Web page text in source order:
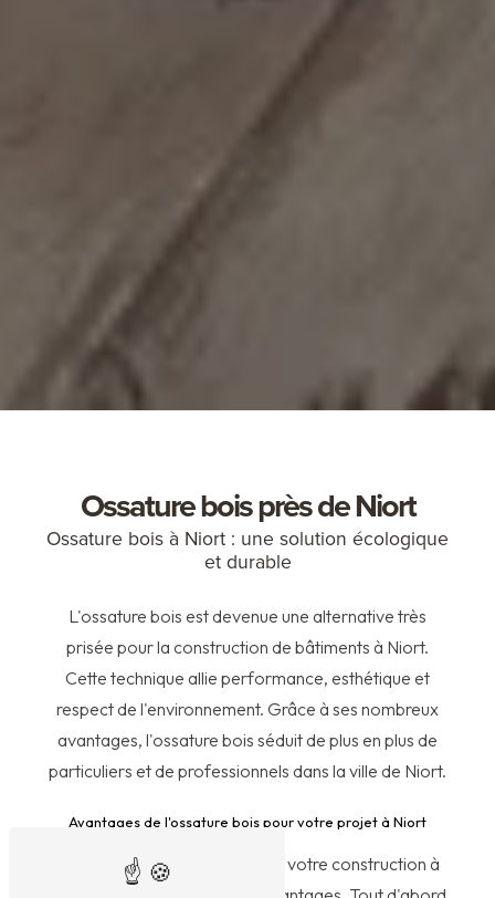
Ossature bois près de Niort
Ossature bois à Niort : une solution écologique
et durable
L'ossature bois est devenue une alternative très
prisée pour la construction de bâtiments à Niort.
Cette technique allie performance, esthétique et
respect de l'environnement. Grâce à ses nombreux
avantages, l'ossature bois séduit de plus en plus de
particuliers et de professionnels dans la ville de Niort.
Avantages de l'ossature bois pour votre projet à Niort
Choisir une ossature bois pour votre construction à